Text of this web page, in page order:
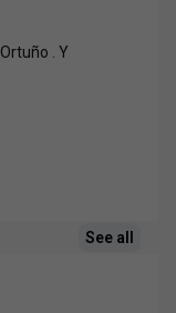
Ortuño . Y
See all